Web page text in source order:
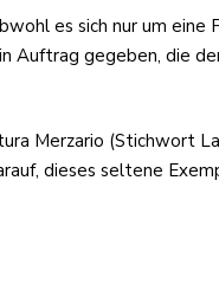
es sich nur um
Auftrag gegeben, die
Merzario (Stichwort
dieses seltene